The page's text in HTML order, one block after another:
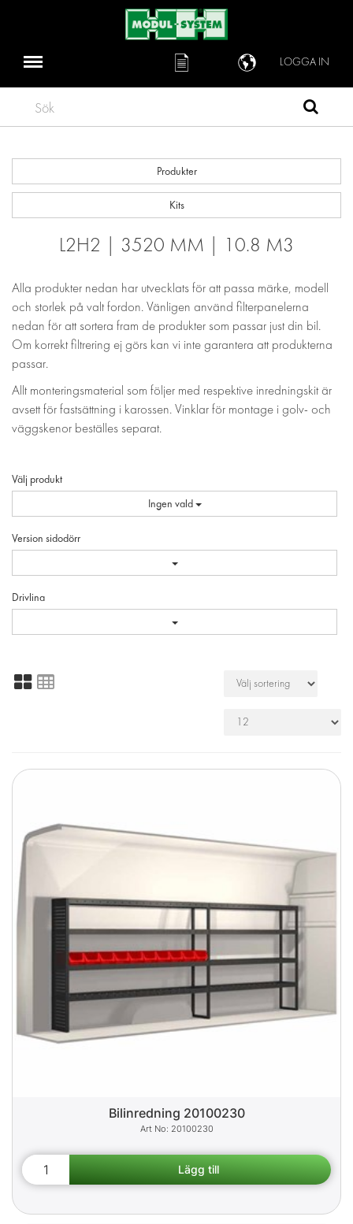
LOGGA IN
Sök
Produkter
Kits
L2H2 | 3520 MM | 10.8 M3
Alla produkter nedan har utvecklats för att passa märke, modell
och storlek på valt fordon. Vänligen använd filterpanelerna
nedan för att sortera fram de produkter som passar just din bil.
Om korrekt filtrering ej görs kan vi inte garantera att produkterna
passar.
Allt monteringsmaterial som följer med respektive inredningskit är
avsett för fastsättning i karossen. Vinklar för montage i golv- och
väggskenor beställes separat.
Välj produkt
Ingen vald
Version sidodörr
Drivlina
Bilinredning 20100230
20100230